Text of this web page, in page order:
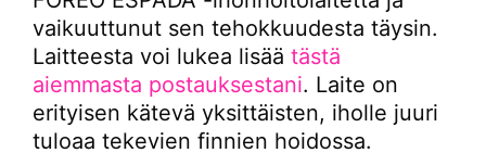
vaikuuttunut sen tehokkuudesta täysin.
Laitteesta voi lukea lisää tästä
aiemmasta postauksestani. Laite on
erityisen kätevä yksittäisten, iholle juuri
tuloaa tekevien finnien hoidossa.